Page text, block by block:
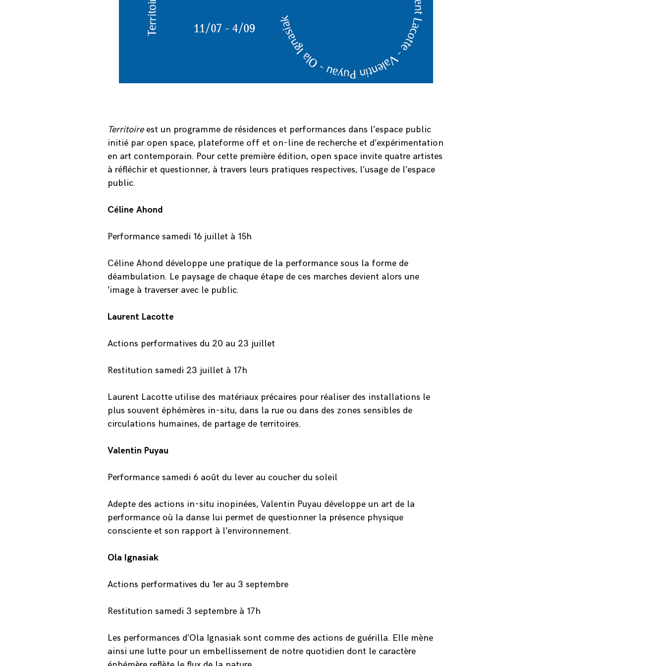
Territoire est un programme de résidences et performances dans l’espace public
initié par open space, plateforme off et on-line de recherche et d’expérimentation
en art contemporain. Pour cette première édition, open space invite quatre artistes
à réfléchir et questionner, à travers leurs pratiques respectives, l’usage de l’espace
public.
Céline Ahond
Performance samedi 16 juillet à 15h
Céline Ahond développe une pratique de la performance sous la forme de
déambulation. Le paysage de chaque étape de ces marches devient alors une
’image à traverser avec le public.
Laurent Lacotte
Actions performatives du 20 au 23 juillet
Restitution samedi 23 juillet à 17h
Laurent Lacotte utilise des matériaux précaires pour réaliser des installations le
plus souvent éphémères in-situ, dans la rue ou dans des zones sensibles de
circulations humaines, de partage de territoires.
Valentin Puyau
Performance samedi 6 août du lever au coucher du soleil
Adepte des actions in-situ inopinées, Valentin Puyau développe un art de la
performance où la danse lui permet de questionner la présence physique
consciente et son rapport à l’environnement.
Ola Ignasiak
Actions performatives du 1er au 3 septembre
Restitution samedi 3 septembre à 17h
Les performances d’Ola Ignasiak sont comme des actions de guérilla. Elle mène
ainsi une lutte pour un embellissement de notre quotidien dont le caractère